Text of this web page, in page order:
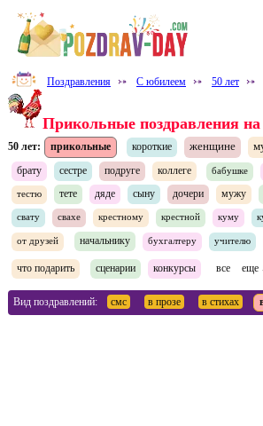
Поздравления ⤐ С юбилеем ⤐ 50 лет ⤐
Прикольные поздравления на
50 лет: прикольные короткие женщине
брату
сестре подруге коллеге бабушке
тестю тете дяде сыну дочери мужу
свату свахе крестному крестной куму
от друзей начальнику бухгалтеру учителю
что подарить сценарии конкурсы все еще
Вид поздравлений: смс в прозе в стихах